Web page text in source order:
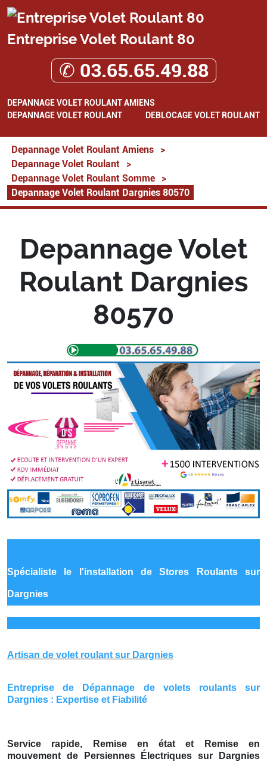
Entreprise Volet Roulant 80
✆ 03.65.65.49.88
DEPANNAGE VOLET ROULANT AMIENS
DEPANNAGE VOLET ROULANT
DEBLOCAGE VOLET ROULANT
Depannage Volet Roulant Amiens
>
Depannage Volet Roulant
>
Depannage Volet Roulant Somme
>
Depannage Volet Roulant Dargnies 80570
Depannage Volet
Roulant Dargnies
80570
Spécialiste le l'installation de Stores Roulants sur
Dargnies
Artisan de volet roulant sur Dargnies
Entreprise de Dépannage de volets roulants sur
Dargnies : Expertise et Fiabilité
Service rapide, Remise en état et Remise en
mouvement de Persiennes Électriques sur Dargnies